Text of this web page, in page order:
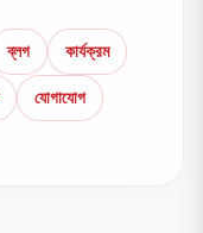
ব্লগ
কার্যক্রম
যোগাযোগ